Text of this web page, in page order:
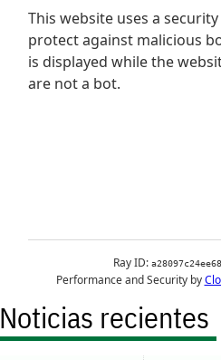
Noticias recientes